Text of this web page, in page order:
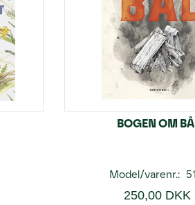
BOGEN OM
Model/varenr.:
250,00 DKK